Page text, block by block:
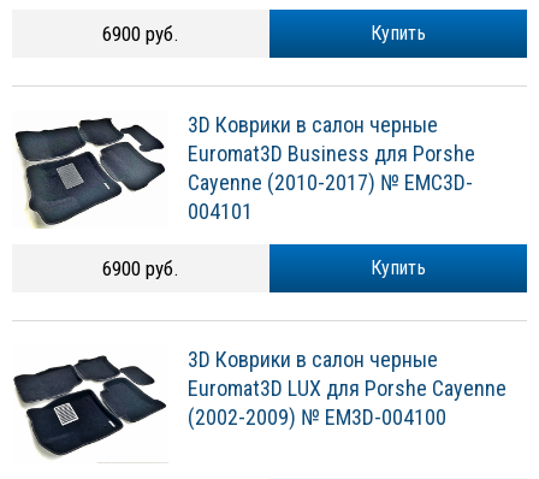
Купить
6900 руб.
3D Коврики в салон черные
Euromat3D Business для Porshe
Cayenne (2010-2017) № EMC3D-
004101
Купить
6900 руб.
3D Коврики в салон черные
Euromat3D LUX для Porshe Cayenne
(2002-2009) № EM3D-004100